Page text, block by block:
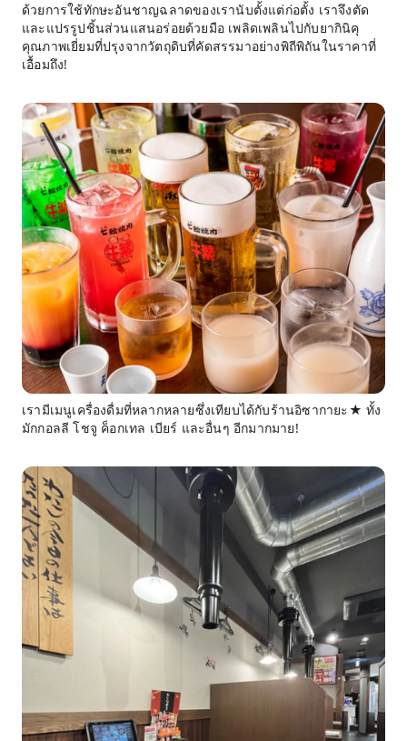
ด้วยการใช้ทักษะอันชาญฉลาดของเรานับตั้งแต่ก่อตั้ง เราจึงตัด
และแปรรูปชิ้นส่วนแสนอร่อยด้วยมือ เพลิดเพลินไปกับยากินิคุ
คุณภาพเยี่ยมที่ปรุงจากวัตถุดิบที่คัดสรรมาอย่างพิถีพิถันในราคาที่
เอื้อมถึง!
เรามีเมนูเครื่องดื่มที่หลากหลายซึ่งเทียบได้กับร้านอิซากายะ★ ทั้ง
มักกอลลี โชจู ค็อกเทล เบียร์ และอื่นๆ อีกมากมาย!